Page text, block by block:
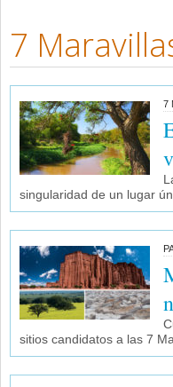
7
7
singularidad de un lugar
sitios candidatos a las 7